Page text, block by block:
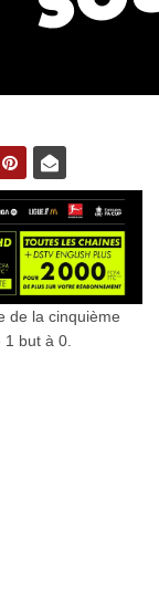
de la cinquième
but à 0.